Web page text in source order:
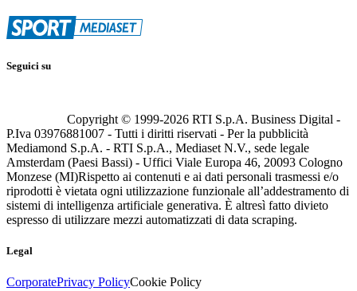
Seguici su
Copyright © 1999-2026 RTI S.p.A. Business Digital -
P.Iva 03976881007 - Tutti i diritti riservati - Per la pubblicità
Mediamond S.p.A. - RTI S.p.A., Mediaset N.V., sede legale
Amsterdam (Paesi Bassi) - Uffici Viale Europa 46, 20093 Cologno
Monzese (MI)Rispetto ai contenuti e ai dati personali trasmessi e/o
riprodotti è vietata ogni utilizzazione funzionale all’addestramento di
sistemi di intelligenza artificiale generativa. È altresì fatto divieto
espresso di utilizzare mezzi automatizzati di data scraping.
Legal
CorporatePrivacy PolicyCookie Policy